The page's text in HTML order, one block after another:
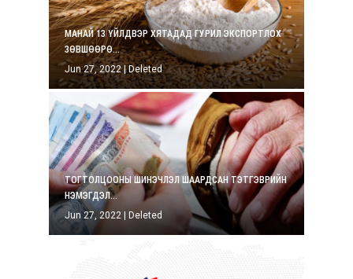
МАНАЙ 13 ҮЙЛДВЭР ХЯТАДАД ГУРИЛ ЭКСПОРТЛОХ
ЗӨВШӨӨРӨ...
Jun 27, 2022 | Deleted
ТОГТОЛЦООНЫ ШИНЭЧЛЭЛ ШААРДСАН ТЭТГЭВРИЙН
НЭМЭГДЭЛ...
Jun 27, 2022
Deleted